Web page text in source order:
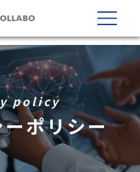
policy
ポリシー